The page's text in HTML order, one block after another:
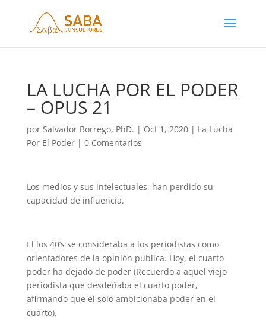
LA LUCHA POR EL PODER
– OPUS 21
por Salvador Borrego, PhD. | Oct 1, 2020| La Lucha
Por El Poder| 0 Comentarios
Los medios y sus intelectuales, han perdido su
capacidad de influencia.
El los 40’s se consideraba a los periodistas como
orientadores de la opinión pública. Hoy, el cuarto
poder ha dejado de poder (Recuerdo a aquel viejo
periodista que desdeñaba el cuarto poder,
afirmando que el solo ambicionaba poder en el
cuarto).